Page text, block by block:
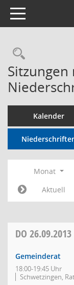
Toggle navigation
Kalender
Monat
Aktuell
DO 26.09.2013
Gemeinderat
18:00-19:45 Uhr
Schwetzingen,